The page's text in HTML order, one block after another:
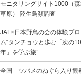
モニタリングサイト1000（森
草原） 陸生鳥類調査
JAL×日本野鳥の会の体験プロ
ム“タンチョウと歩む「次の
年」を学ぶ旅”
全国「ツバメのねぐら入り観